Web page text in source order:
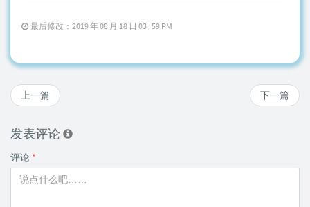
最后修改：2019 年 08 月 18 日 03 : 59 PM
下一篇
上一篇
发表评论
评论 *